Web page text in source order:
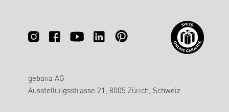
gebana AG
Ausstellungsstrasse 21, 8005 Zürich, Schweiz